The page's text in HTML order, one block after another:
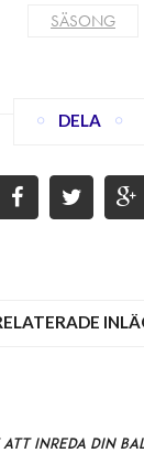
SÄSONG
DELA
att inreda din